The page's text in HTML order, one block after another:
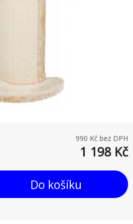
990 Kč bez DPH
1 198 Kč
Do košíku